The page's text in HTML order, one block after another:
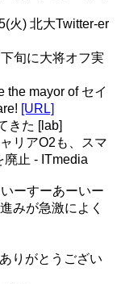
火) 北大Twitter-er
旬に大将オフ実
the mayor of セイ
[URL]
きた [lab]
リアO2も、スマ
止 - ITmedia
ーすーあーいー
みが急激によく
りがとうござい